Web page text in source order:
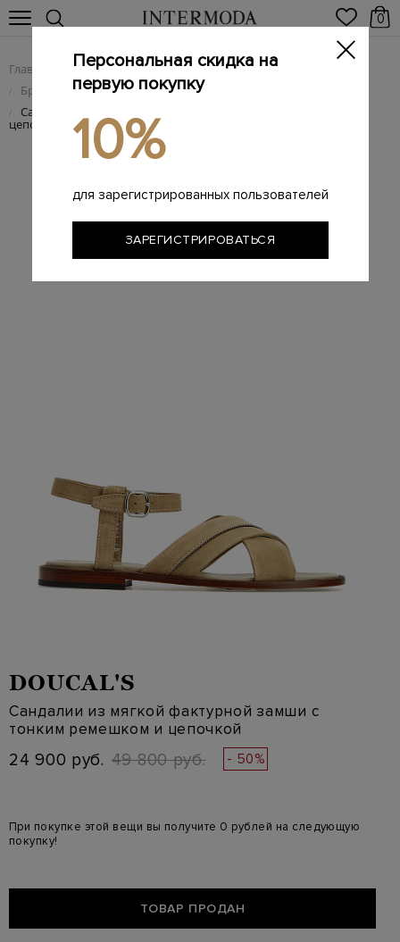
0
Главная Женщинам / Женская обувь
/ Брендовые женские сандалии
/ Сандалии из мягкой фактурной замши с тонким ремешком и
цепочкой
DOUCAL'S
Сандалии из мягкой фактурной замши с
тонким ремешком и цепочкой
24 900 руб. 49 800 руб. - 50%
При покупке этой вещи вы получите 0 рублей на следующую
покупку!
ТОВАР ПРОДАН
Персональная скидка на
первую покупку
10%
для зарегистрированных пользователей
ЗАРЕГИСТРИРОВАТЬСЯ